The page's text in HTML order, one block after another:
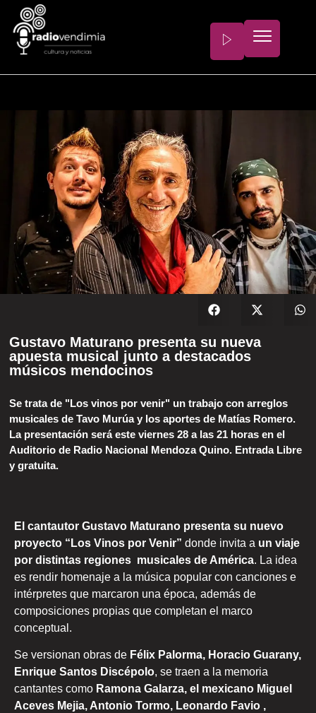
Gustavo Maturano presenta su nueva
apuesta musical junto a destacados
músicos mendocinos
Se trata de "Los vinos por venir" un trabajo con arreglos
musicales de Tavo Murúa y los aportes de Matías Romero.
La presentación será este viernes 28 a las 21 horas en el
Auditorio de Radio Nacional Mendoza Quino. Entrada Libre
y gratuita.
El cantautor Gustavo Maturano presenta su nuevo
proyecto “Los Vinos por Venir” donde invita a un viaje
por distintas regiones musicales de América. La idea
es rendir homenaje a la música popular con canciones e
intérpretes que marcaron una época, además de
composiciones propias que completan el marco
conceptual.
Se versionan obras de Félix Palorma, Horacio Guarany,
Enrique Santos Discépolo, se traen a la memoria
cantantes como Ramona Galarza, el mexicano Miguel
Aceves Mejia, Antonio Tormo, Leonardo Favio ,